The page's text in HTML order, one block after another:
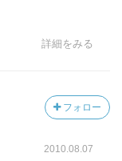
詳細をみる
フォロー
2010.08.07